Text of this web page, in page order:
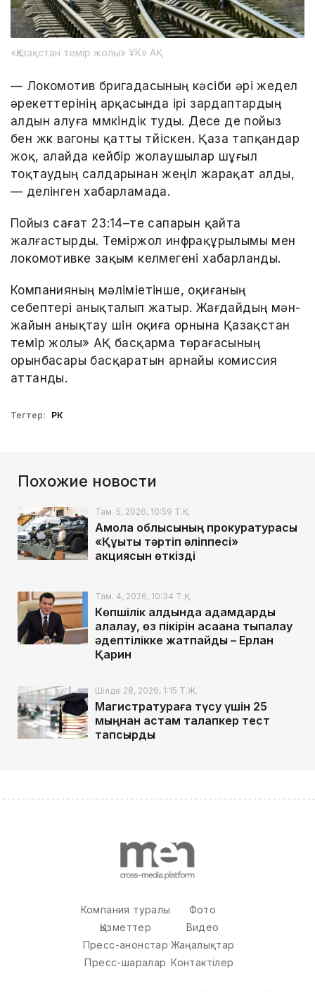
«Қазақстан темір жолы» ҰК» АҚ
— Локомотив бригадасының кәсіби әрі жедел
әрекеттерінің арқасында ірі зардаптардың
алдын алуға мүмкіндік туды. Десе де пойыз
бен жүк вагоны қатты түйіскен. Қаза тапқандар
жоқ, алайда кейбір жолаушылар шұғыл
тоқтаудың салдарынан жеңіл жарақат алды,
— делінген хабарламада.
Пойыз сағат 23:14–те сапарын қайта
жалғастырды. Теміржол инфрақұрылымы мен
локомотивке зақым келмегені хабарланды.
Компанияның мәліміетінше, оқиғаның
себептері анықталып жатыр. Жағдайдың мән-
жайын анықтау үшін оқиға орнына Қазақстан
темір жолы» АҚ басқарма төрағасының
орынбасары басқаратын арнайы комиссия
аттанды.
Тегтер: РК
Похожие новости
Там. 5, 2026, 10:59 Т.Қ.
Ақмола облысының прокуратурасы
«Құқықтық тәртіп әліппесі»
акциясын өткізді
Там. 4, 2026, 10:34 Т.Қ.
Көпшілік алдында адамдарды
алалау, өз пікірін қасақана тықпалау
әдептілікке жатпайды – Ерлан
Қарин
Шілде 28, 2026, 1:15 Т.Ж.
Магистратураға түсу үшін 25
мыңнан астам талапкер тест
тапсырды
Компания туралы
Қызметтер
Пресс-анонстар
Пресс-шаралар
Фото
Видео
Жаңалықтар
Контактілер